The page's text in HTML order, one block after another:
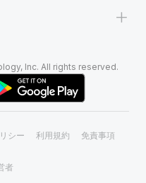
+
Inc. All rights reserved.
シー 利用規約 免責事項
者